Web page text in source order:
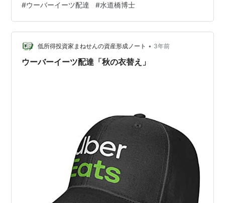
を応援してくれているので、配達員たちが、政治に興味
を持ってくれたら嬉しいです。 本日、Uber Eatsデビュ
ーを果たしました。飲まず食わずで9時間労働。面白いで
すね！！ pic.twitter.com/KhiAyGPN5K — 水道橋博士
(@s_hakase) November 11, 2…
#ウーバーイーツ配達 #水道橋博士
低所得投資家まねせんの資産形成ノート • 3年前
ウーバーイーツ配達「秋の衣替え」